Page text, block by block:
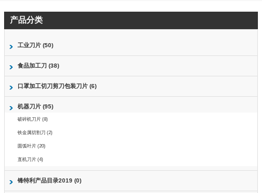
产品分类
工业刀片 (50)
食品加工刀 (38)
口罩加工切刀剪刀包装刀片 (6)
机器刀片 (95)
破碎机刀片 (8)
铁金属切割刀 (2)
圆弧叶片 (20)
直机刀片 (4)
锋特利产品目录2019 (0)